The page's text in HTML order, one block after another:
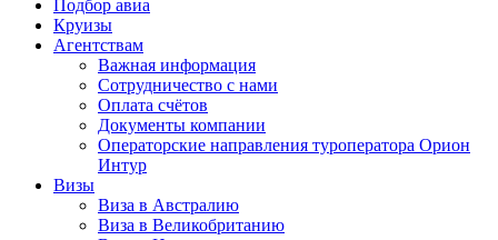
Подбор авиа
Круизы
Агентствам
Важная информация
Сотрудничество с нами
Оплата счётов
Документы компании
Операторские направления туроператора Орион
Интур
Визы
Виза в Австралию
Виза в Великобританию